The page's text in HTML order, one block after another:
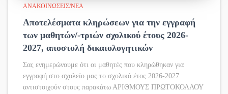
ΑΝΑΚΟΙΝΏΣΕΙΣ/ΝΈΑ
Αποτελέσματα κληρώσεων για την εγγραφή
των μαθητών/-τριών σχολικού έτους 2026-
2027, αποστολή δικαιολογητικών
Σας ενημερώνουμε ότι οι μαθητές που κληρώθηκαν για
εγγραφή στο σχολείο μας το σχολικό έτος 2026-2027
αντιστοιχούν στους παρακάτω ΑΡΙΘΜΟΥΣ ΠΡΩΤΟΚΟΛΛΟΥ